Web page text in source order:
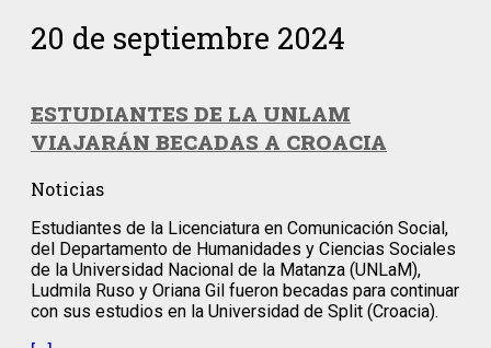
20 de septiembre 2024
ESTUDIANTES DE LA UNLAM
VIAJARÁN BECADAS A CROACIA
Noticias
Estudiantes de la Licenciatura en Comunicación Social,
del Departamento de Humanidades y Ciencias Sociales
de la Universidad Nacional de la Matanza (UNLaM),
Ludmila Ruso y Oriana Gil fueron becadas para continuar
con sus estudios en la Universidad de Split (Croacia).